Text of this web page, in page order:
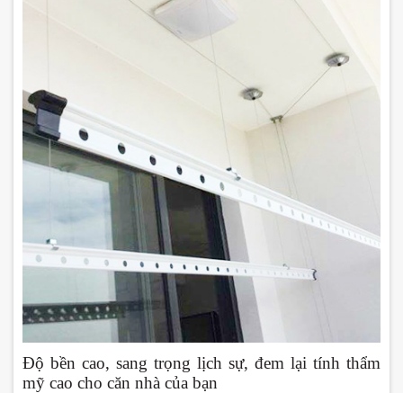
Độ bền cao, sang trọng lịch sự, đem lại tính thẩm
mỹ cao cho căn nhà của bạn